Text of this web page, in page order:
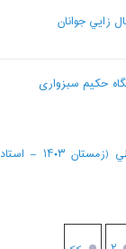
زايي جوانان
برگزاري کارگاه آموزشي فن بيان و مهارت هاي ارتباطي (زمستان ۱۴۰۳ – استاد